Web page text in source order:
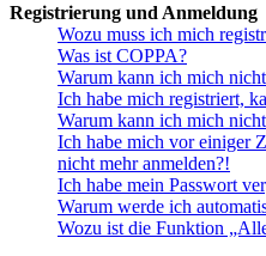
Registrierung und Anmeldung
Wozu muss ich mich
Was ist COPPA?
Warum kann ich mich
Ich habe mich registriert,
Warum kann ich mich
Ich habe mich vor einiger
nicht mehr anmelden?!
Ich habe mein Passwort
Warum werde ich
Wozu ist die Funktion